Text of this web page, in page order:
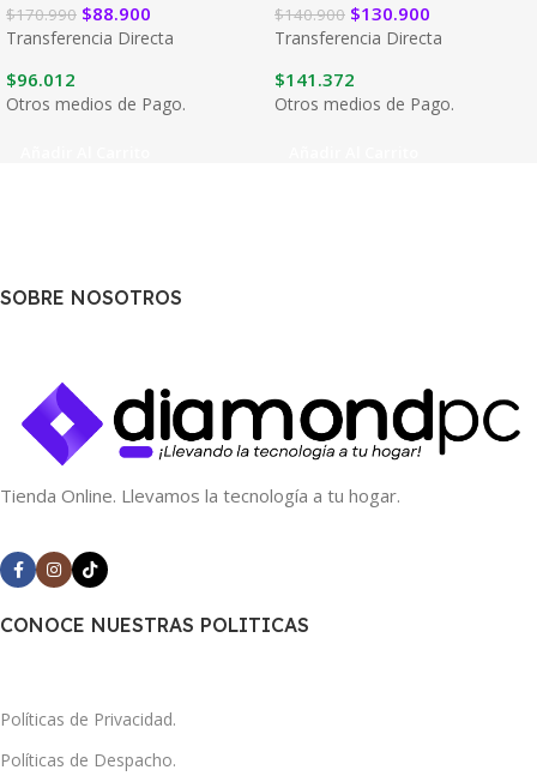
$170.990 $88.900
Transferencia Directa
$96.012
Otros medios de Pago.
$140.900 $130.900
Transferencia Directa
$141.372
Otros medios de Pago.
SOBRE NOSOTROS
Tienda Online. Llevamos la tecnología a tu hogar.
CONOCE NUESTRAS POLITICAS
Políticas de Privacidad.
Políticas de Despacho.